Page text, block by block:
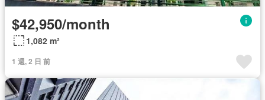
$42,950/month
1,082 m²
1 週, 2 日 前